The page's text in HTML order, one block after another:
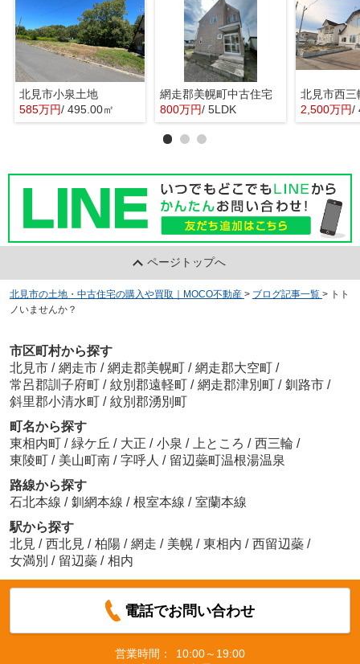
北見市小泉土地
585万円/ 495.00㎡
網走郡美幌町中古住宅
800万円/ 5LDK
北見市西三
2,500万円/
ページトップへ
北見市の土地・中古住宅の購入や買取｜MOCO不動産 > ブログ記事一覧 > トト
ノいませんか？
市区町村から探す
北見市 / 網走市 / 網走郡美幌町 / 網走郡大空町 /
常呂郡訓子府町 / 紋別郡遠軽町 / 網走郡津別町 / 釧路市 /
斜里郡小清水町 / 紋別郡湧別町
町名から探す
東相内町 / 緑ケ丘 / 大正 / 小泉 / 上ところ / 西三輪 /
東陵町 / 美山町南 / 字呼人 / 留辺蘂町温根湯温泉
路線から探す
石北本線 / 釧網本線 / 根室本線 / 室蘭本線
駅から探す
北見 / 西北見 / 柏陽 / 網走 / 美幌 / 東相内 / 西留辺蘂 /
女満別 / 留辺蘂 / 相内
電話でお問い合わせ
営業時間：
10:00～19:00